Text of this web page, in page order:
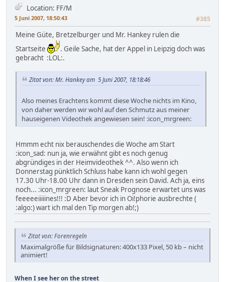
Location: FF/M
5 Juni 2007, 18:50:43 #385
Meine Güte, Bretzelburger und Mr. Hankey rulen die
Startseite
. Geile Sache, hat der Appel in Leipzig doch was
gebracht :LOL:.
Zitat von: Mr. Hankey am 5 Juni 2007, 18:18:46
Also meines Erachtens kommt diese Woche nichts im Kino,
von daher werden wir wohl auf den Schmutz aus meiner
hauseigenen Videothek angewiesen sein! :icon_mrgreen:
Hmmm echt nix berauschendes die Woche am Start
:icon_sad: nun ja, wie erwähnt gibt es noch genug
abgründiges in der Heimvideothek ^^. Also wenn ich
Donnerstag pünktlich Schluss habe kann ich wohl gegen
17.30 Uhr-18.00 Uhr dann in Dresden sein David. Ach ja, eins
noch... :icon_mrgreen: laut Sneak Prognose erwartet uns was
feeeeeiiiiines!!! :D Aber bevor ich in Oi!phorie ausbrechte (
:algo:) wart ich mal den Tip morgen ab!;)
Zitat von: Forenregeln
Maximalgröße für Bildsignaturen: 400x133 Pixel, 50 kb – nicht
animiert!
When I see her on the street